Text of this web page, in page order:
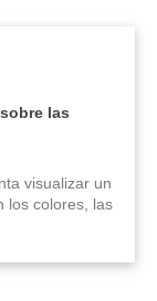
las
visualizar un
los colores, las